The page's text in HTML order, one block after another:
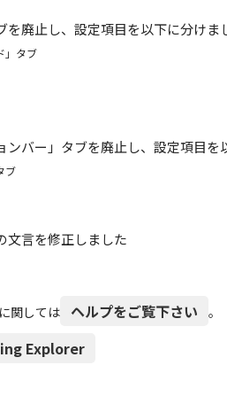
を廃止し、設定項目を以下に分けま
」タブ
ンバー 」タブを廃止し、設定項目を
ブ
文言を修正しました
関しては ヘルプをご覧下さい 。
Explorer